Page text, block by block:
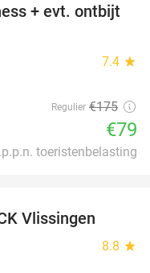
55%
+ evt. ontbijt
7.4 star
Regulier €175
€79
toeristenbelasting
Vlissingen
8.8 star